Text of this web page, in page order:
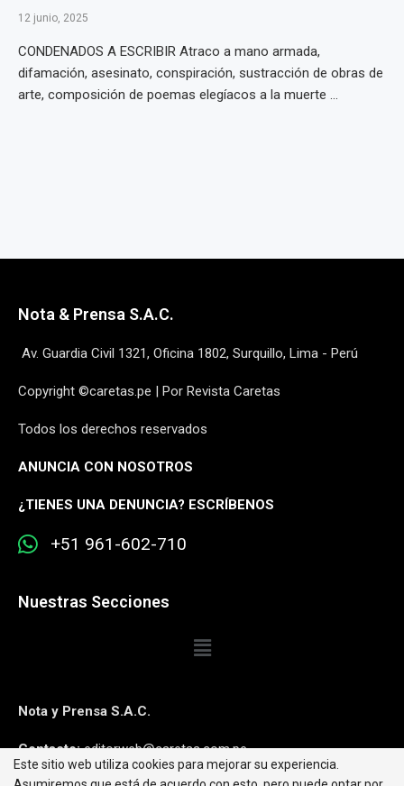
12 junio, 2025
CONDENADOS A ESCRIBIR Atraco a mano armada,
difamación, asesinato, conspiración, sustracción de obras de
arte, composición de poemas elegíacos a la muerte ...
Nota & Prensa S.A.C.
Av. Guardia Civil 1321, Oficina 1802, Surquillo, Lima - Perú
Copyright ©caretas.pe | Por Revista Caretas
Todos los derechos reservados
ANUNCIA CON NOSOTROS
¿TIENES UNA DENUNCIA? ESCRÍBENOS
+51 961-602-710
Nuestras Secciones
Nota y Prensa S.A.C.
Contacto:editorweb@caretas.com.pe
Este sitio web utiliza cookies para mejorar su experiencia.